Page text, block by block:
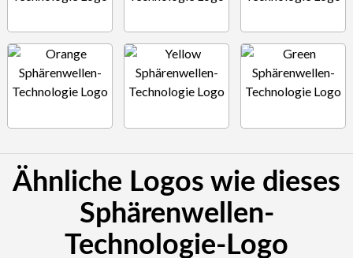
Ähnliche Logos wie dieses
Sphärenwellen-
Technologie-Logo